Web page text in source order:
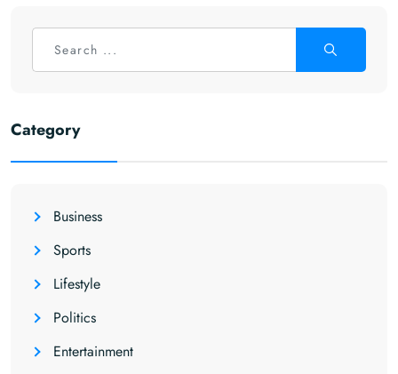
Category
Business
Sports
Lifestyle
Politics
Entertainment